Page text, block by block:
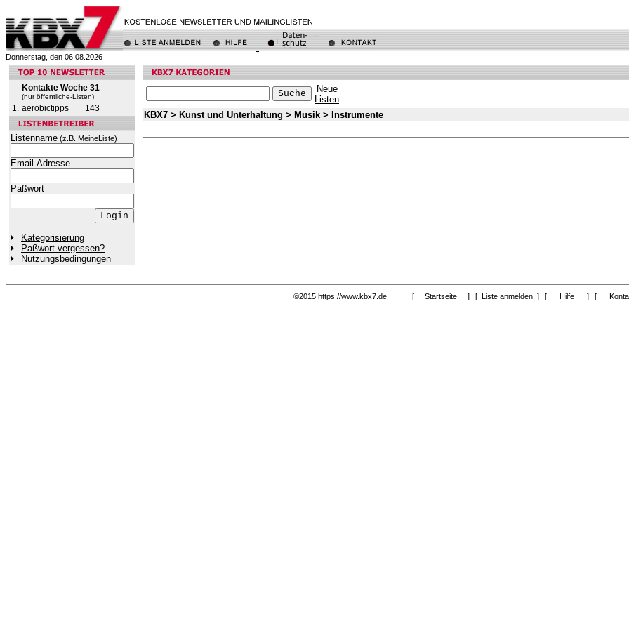
Donnerstag, den 06.08.2026
Kontakte Woche 31
(nur öffentliche-Listen)
1. aerobictipps 143
Listenname (z.B. MeineListe)
Email-Adresse
Paßwort
Kategorisierung
Paßwort vergessen?
Nutzungsbedingungen
Neue
Listen
KBX7 > Kunst und Unterhaltung > Musik > Instrumente
©2015 https://www.kbx7.de [ Startseite ] [ Liste anmelden ] [ Hilfe ] [